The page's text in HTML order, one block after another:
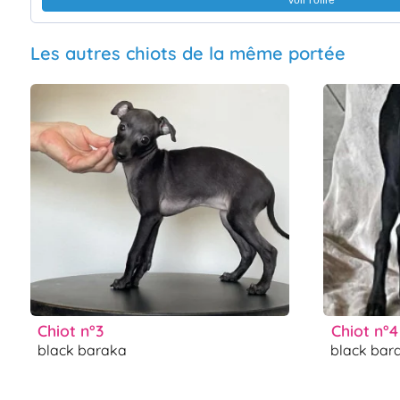
Les autres chiots de la même portée
chiot n°3
black baraka
chiot n°4
black